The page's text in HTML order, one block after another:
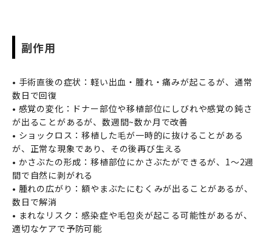
副作用
• 手術直後の症状：軽い出血・腫れ・痛みが起こるが、通常
数日で回復
• 感覚の変化：ドナー部位や移植部位にしびれや感覚の鈍さ
が出ることがあるが、数週間~数か月で改善
• ショックロス：移植した毛が一時的に抜けることがある
が、正常な現象であり、その後再び生える
• かさぶたの形成：移植部位にかさぶたができるが、1～2週
間で自然に剥がれる
• 腫れの広がり：額やまぶたにむくみが出ることがあるが、
数日で解消
• まれなリスク：感染症や毛包炎が起こる可能性があるが、
適切なケアで予防可能